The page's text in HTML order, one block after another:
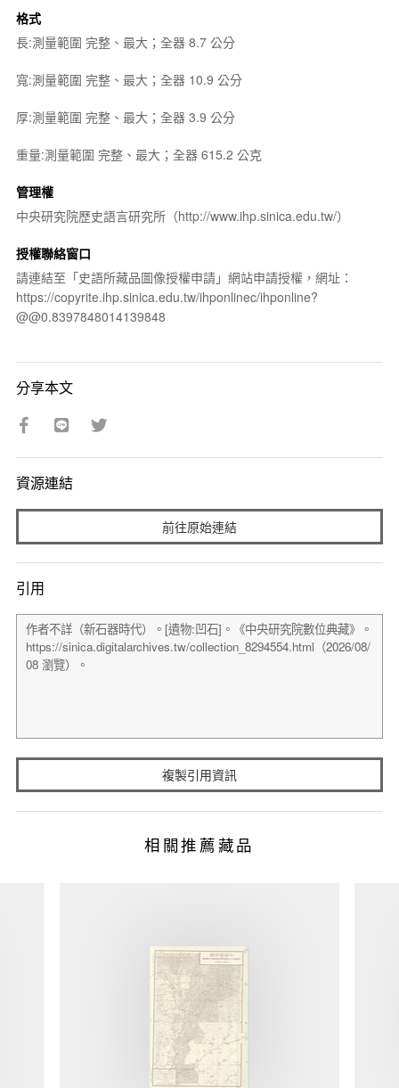
格式
長:測量範圍 完整、最大；全器 8.7 公分
寬:測量範圍 完整、最大；全器 10.9 公分
厚:測量範圍 完整、最大；全器 3.9 公分
重量:測量範圍 完整、最大；全器 615.2 公克
管理權
中央研究院歷史語言研究所（http://www.ihp.sinica.edu.tw/）
授權聯絡窗口
請連結至「史語所藏品圖像授權申請」網站申請授權，網址：
https://copyrite.ihp.sinica.edu.tw/ihponlinec/ihponline?
@@0.8397848014139848
分享本文
資源連結
前往原始連結
引用
複製引用資訊
相關推薦藏品